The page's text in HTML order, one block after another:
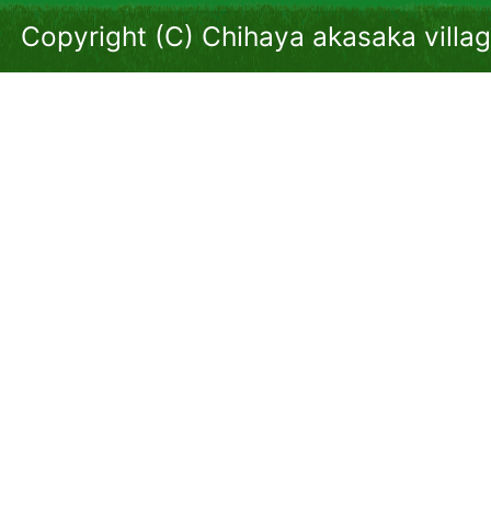
Copyright (C) Chihaya akasaka